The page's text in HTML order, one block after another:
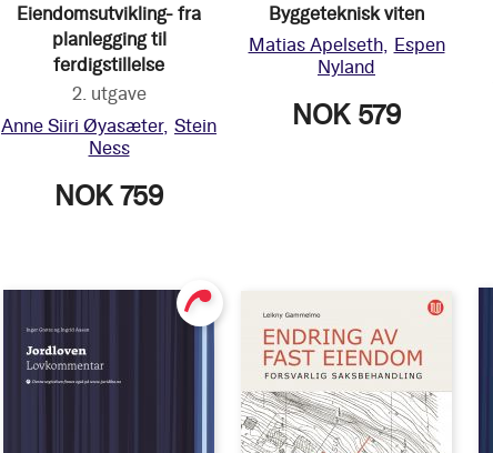
Eiendomsutvikling- fra
planlegging til
ferdigstillelse
2. utgave
Anne Siiri Øyasæter Stein
Ness
NOK 759
Byggeteknisk viten
Matias Apelseth Espen
Nyland
NOK 579